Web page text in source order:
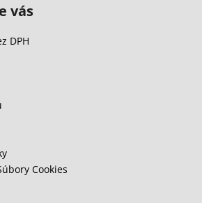
vás
DPH
Cookies